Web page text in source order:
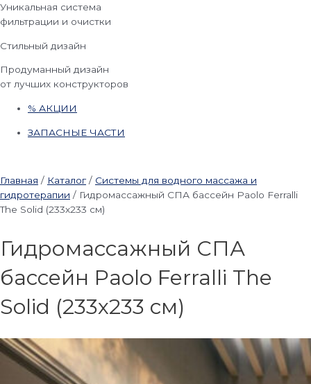
Уникальная система
фильтрации и очистки
Стильный дизайн
Продуманный дизайн
от лучших конструкторов
% АКЦИИ
ЗАПАСНЫЕ ЧАСТИ
Главная / Каталог / Системы для водного массажа и
гидротерапии / Гидромассажный СПА бассейн Paolo Ferralli
The Solid (233х233 см)
Гидромассажный СПА
бассейн Paolo Ferralli The
Solid (233х233 см)